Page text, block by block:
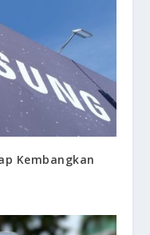
Kembangkan